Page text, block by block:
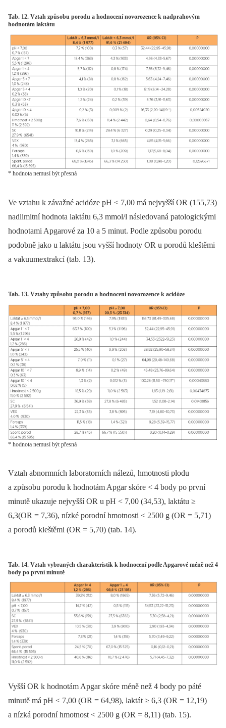
Tab. 12. Vztah způsobu porodu a hodnocení novorozence k nadprahovým
hodnotám laktátu
* hodnota nemusí být přesná
Ve vztahu k závažné acidóze pH < 7,00 má nejvyšší OR (155,73)
nadlimitní hodnota laktátu 6,3 mmol/l následovaná patologickými
hodnotami Apgarové za 10 a 5 minut. Podle způsobu porodu
podobně jako u laktátu jsou vyšší hodnoty OR u porodů kleštěmi
a vakuumextrakcí (tab. 13).
Tab. 13. Vztahy způsobu porodu a hodnocení novorozence k acidóze
* hodnota nemusí být přesná
Vztah abnormních laboratorních nálezů, hmotnosti plodu
a způsobu porodu k hodnotám Apgar skóre < 4 body po první
minutě ukazuje nejvyšší OR u pH < 7,00 (34,53), laktátu ≥
6,3(OR = 7,36), nízké porodní hmotnosti < 2500 g (OR = 5,71)
a porodů kleštěmi (OR = 5,70) (tab. 14).
Tab. 14. Vztah vybraných charakteristik k hodnocení podle Apgarové méně než 4
body po první minutě
Vyšší OR k hodnotám Apgar skóre méně než 4 body po páté
minutě má pH < 7,00 (OR = 64,98), laktát ≥ 6,3 (OR = 12,19)
a nízká porodní hmotnost < 2500 g (OR = 8,11) (tab. 15).